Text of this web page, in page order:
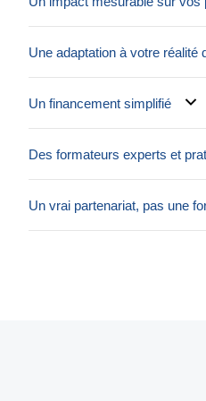
Une adaptation à votre réalité
Un financement simplifié
Des formateurs experts et
Un vrai partenariat, pas une